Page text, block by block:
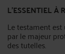
L’ESSENTIEL À
Le testament
par le majeur
des tutelles.